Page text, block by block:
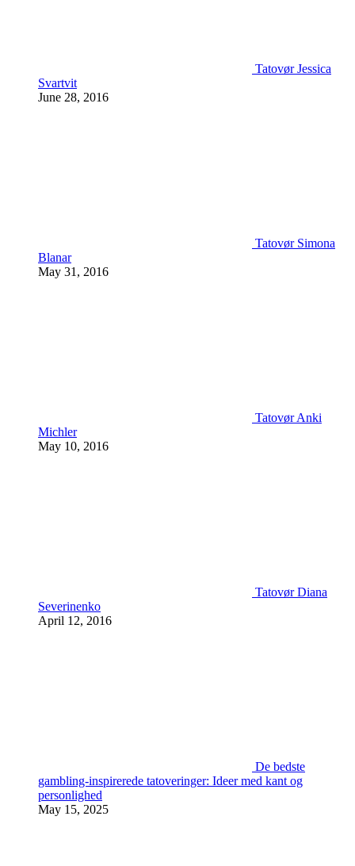
Tatovør Jessica
Svartvit
June 28, 2016
Tatovør Simona
Blanar
May 31, 2016
Tatovør Anki
Michler
May 10, 2016
Tatovør Diana
Severinenko
April 12, 2016
De bedste
gambling-inspirerede tatoveringer: Ideer med kant og
personlighed
May 15, 2025